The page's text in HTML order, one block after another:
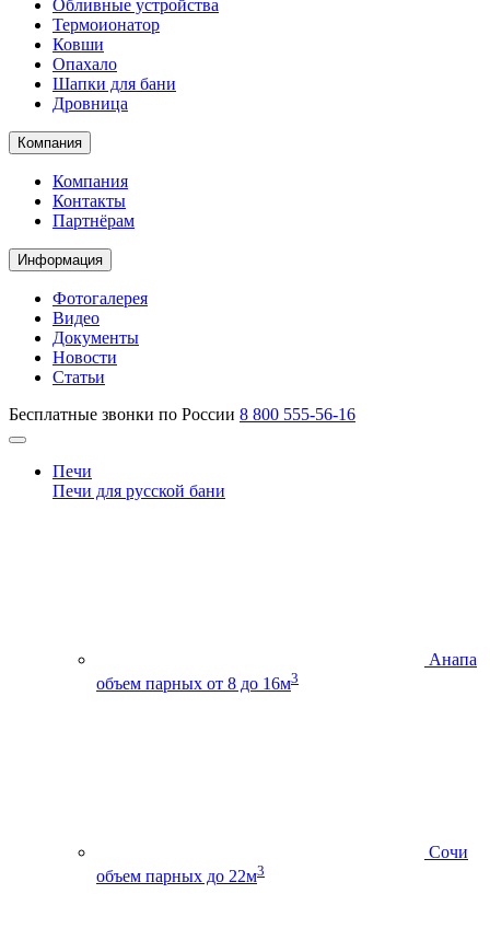
Обливные устройства
Термоионатор
Ковши
Опахало
Шапки для бани
Дровница
Компания
Компания
Контакты
Партнёрам
Информация
Фотогалерея
Видео
Документы
Новости
Статьи
Бесплатные звонки по России 8 800 555-56-16
Печи
Печи для русской бани
Анапа
объем парных от 8 до 16м3
Сочи
объем парных до 22м3